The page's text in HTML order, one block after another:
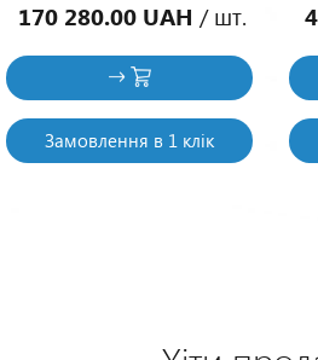
170 280.00 UAH / шт.
Замовлення в 1 клік